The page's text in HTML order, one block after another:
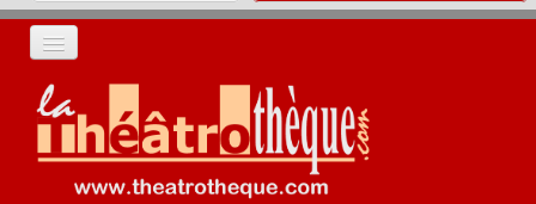
ACCUEIL
LES TEXTES